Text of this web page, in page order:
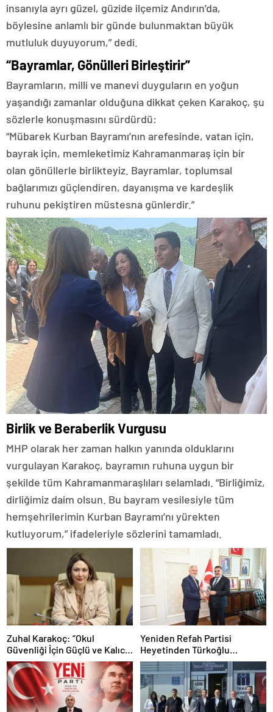
insanıyla ayrı güzel, güzide ilçemiz Andırın’da,
böylesine anlamlı bir günde bulunmaktan büyük
mutluluk duyuyorum,” dedi.
“Bayramlar, Gönülleri Birleştirir”
Bayramların, milli ve manevi duyguların en yoğun
yaşandığı zamanlar olduğuna dikkat çeken Karakoç, şu
sözlerle konuşmasını sürdürdü:
“Mübarek Kurban Bayramı’nın arefesinde, vatan için,
bayrak için, memleketimiz Kahramanmaraş için bir
olan gönüllerle birlikteyiz. Bayramlar, toplumsal
bağlarımızı güçlendiren, dayanışma ve kardeşlik
ruhunu pekiştiren müstesna günlerdir.”
Birlik ve Beraberlik Vurgusu
MHP olarak her zaman halkın yanında olduklarını
vurgulayan Karakoç, bayramın ruhuna uygun bir
şekilde tüm Kahramanmaraşlıları selamladı. “Birliğimiz,
dirliğimiz daim olsun. Bu bayram vesilesiyle tüm
hemşehrilerimin Kurban Bayramı’nı yürekten
kutluyorum,” ifadeleriyle sözlerini tamamladı.
Zuhal Karakoç: “Okul
Güvenliği İçin Güçlü ve Kalıcı
Tedbirler Şart”
Yeniden Refah Partisi
Heyetinden Türkoğlu
Belediyesi’ne Ziyaret